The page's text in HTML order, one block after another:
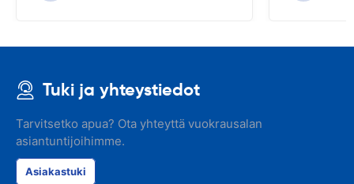
Tuki ja yhteystiedot
Tarvitsetko apua? Ota yhteyttä vuokrausalan
asiantuntijoihimme.
Asiakastuki